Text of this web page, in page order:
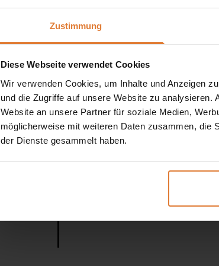
Zustimmung
Diese Webseite verwendet Cookies
Wir verwenden Cookies, um Inhalte und Anzeigen
und die Zugriffe auf unsere Website zu
Website an unsere Partner für soziale Medien,
möglicherweise mit weiteren Daten zusammen, die
der Dienste gesammelt haben.
+49 151 552 717
+49 151 702
+49 151 702
Kleine Friedensstr. 24
15328 Küstriner